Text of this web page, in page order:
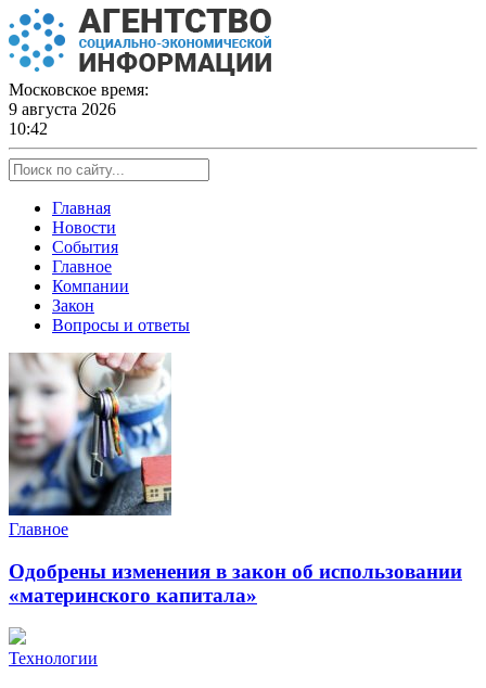
Skip
to
content
Московское время:
9 августа 2026
10:42
Главная
Новости
События
Главное
Компании
Закон
Вопросы и ответы
Главное
Одобрены изменения в закон об использовании
«материнского капитала»
Технологии